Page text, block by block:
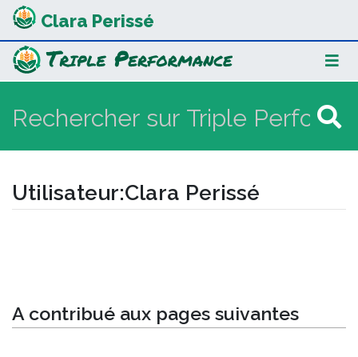
Clara Perissé
Utilisateur:Clara Perissé
A contribué aux pages suivantes